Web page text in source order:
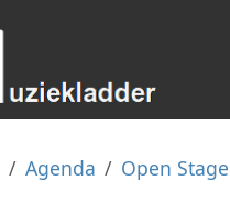
Agenda Open